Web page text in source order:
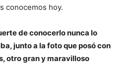
conocemos hoy.
de conocerlo nunca lo
junto a la foto que posó con
otro gran y maravilloso